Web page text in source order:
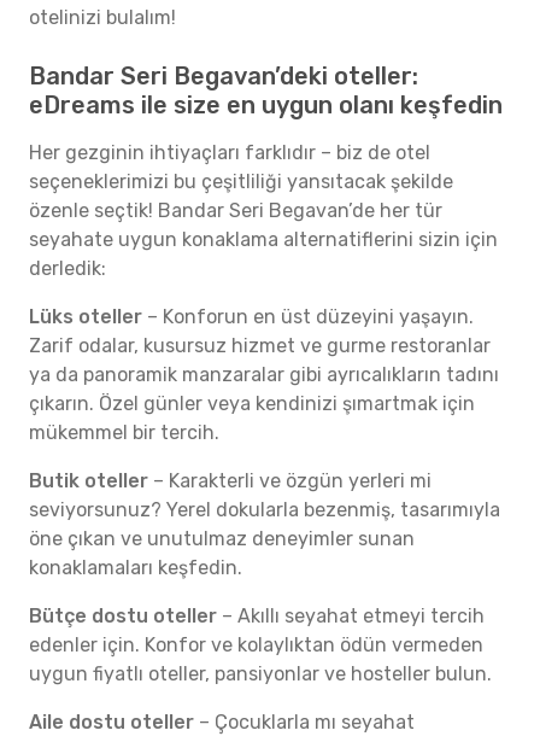
otelinizi bulalım!
Bandar Seri Begavan’deki oteller:
eDreams ile size en uygun olanı keşfedin
Her gezginin ihtiyaçları farklıdır – biz de otel
seçeneklerimizi bu çeşitliliği yansıtacak şekilde
özenle seçtik! Bandar Seri Begavan’de her tür
seyahate uygun konaklama alternatiflerini sizin için
derledik:
Lüks oteller – Konforun en üst düzeyini yaşayın.
Zarif odalar, kusursuz hizmet ve gurme restoranlar
ya da panoramik manzaralar gibi ayrıcalıkların tadını
çıkarın. Özel günler veya kendinizi şımartmak için
mükemmel bir tercih.
Butik oteller – Karakterli ve özgün yerleri mi
seviyorsunuz? Yerel dokularla bezenmiş, tasarımıyla
öne çıkan ve unutulmaz deneyimler sunan
konaklamaları keşfedin.
Bütçe dostu oteller – Akıllı seyahat etmeyi tercih
edenler için. Konfor ve kolaylıktan ödün vermeden
uygun fiyatlı oteller, pansiyonlar ve hosteller bulun.
Aile dostu oteller – Çocuklarla mı seyahat